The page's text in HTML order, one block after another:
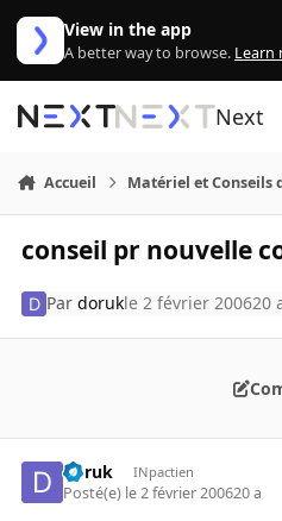
Aller au contenu
View in the app
A better way to browse. Learn
Next
Accueil Matériel et Conseils
conseil pr nouvelle
Pardorukle 2 février 200620
doruk INpactien
Posté(e) le 2 février 200620 a